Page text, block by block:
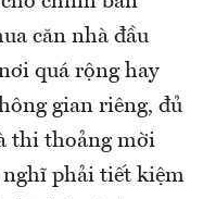
căn nhà đầu
quá rộng hay
gian riêng, đủ
thi thoảng mời
nghĩ phải tiết kiệm